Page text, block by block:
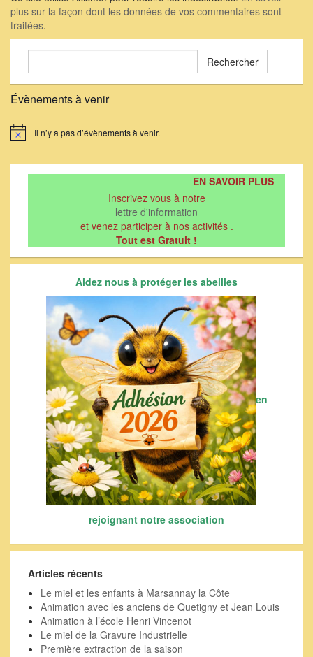
plus sur la façon dont les données de vos commentaires sont
traitées.
Évènements à venir
Notice Il n’y a pas d’évènements à venir.
EN SAVOIR PLUS
Inscrivez vous à notre
lettre d'information
et venez participer à nos activités .
Tout est Gratuit !
Aidez nous à protéger les abeilles
en
rejoignant notre association
Articles récents
Le miel et les enfants à Marsannay la Côte
Animation avec les anciens de Quetigny et Jean Louis
Animation à l’école Henri Vincenot
Le miel de la Gravure Industrielle
Première extraction de la saison